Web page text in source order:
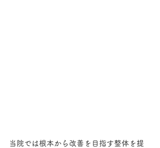
当院では根本から改善を目指す整体を提